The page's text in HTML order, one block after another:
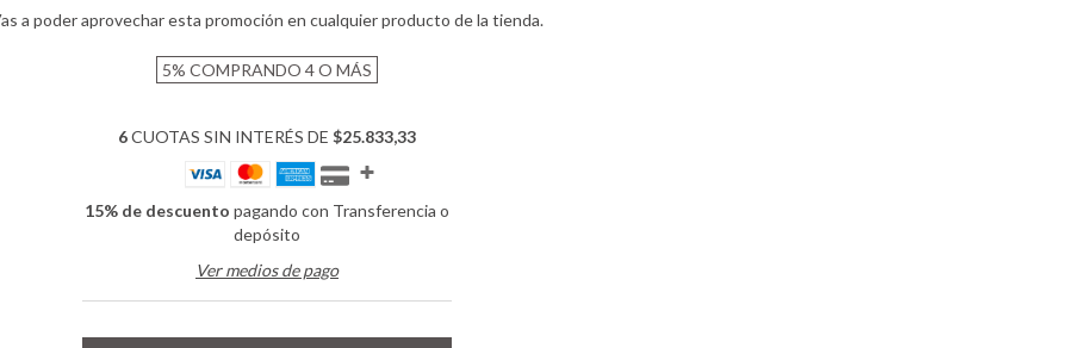
a poder aprovechar esta promoción en cualquier producto de la tienda.
5% COMPRANDO 4 O MÁS
6CUOTAS SIN INTERÉS DE $25.833,33
15% de descuento pagando con Transferencia o
depósito
Ver medios de pago